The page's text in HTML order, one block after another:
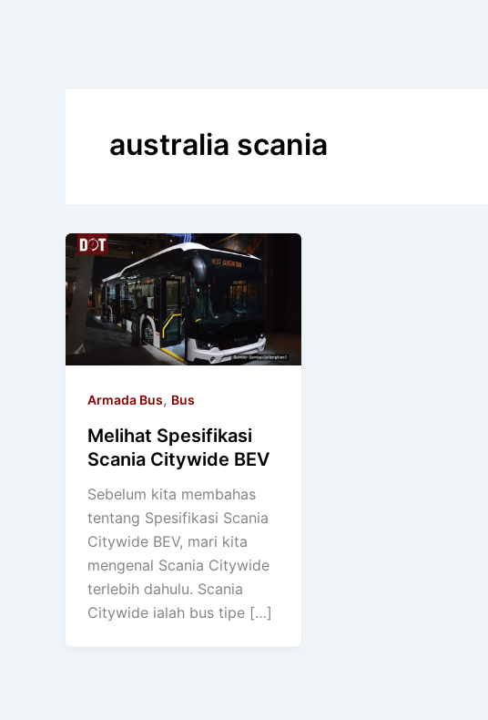
australia scania
Armada Bus, Bus
Melihat Spesifikasi
Scania Citywide BEV
Sebelum kita membahas
tentang Spesifikasi Scania
Citywide BEV, mari kita
mengenal Scania Citywide
terlebih dahulu. Scania
Citywide ialah bus tipe […]